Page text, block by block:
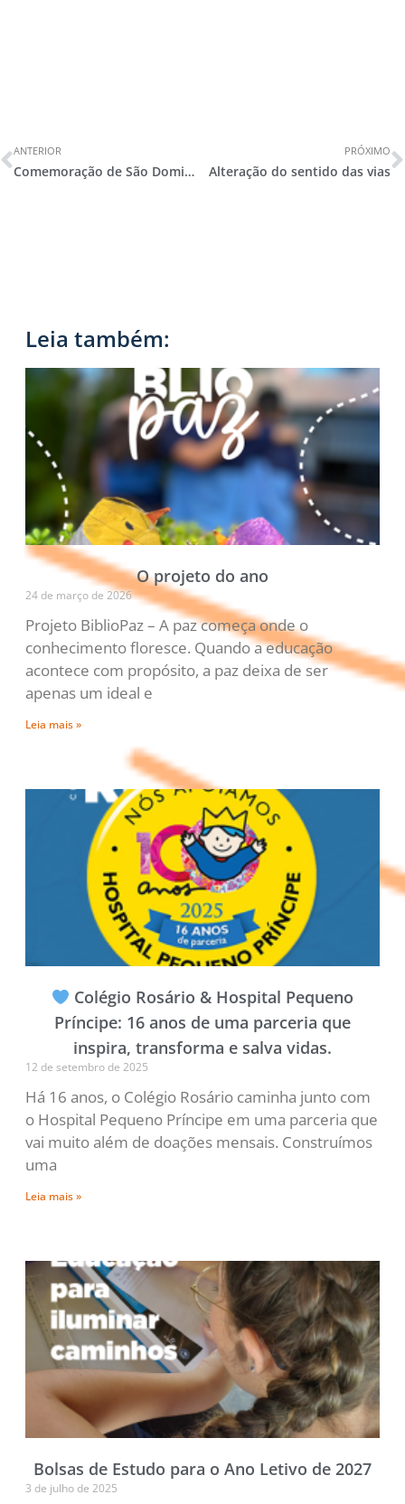
ANTERIOR
Comemoração de São Domingos
PRÓXIMO
Alteração do sentido das vias
Leia também:
O projeto do ano
24 de março de 2026
Projeto BiblioPaz – A paz começa onde o
conhecimento floresce. Quando a educação
acontece com propósito, a paz deixa de ser
apenas um ideal e
Leia mais »
Colégio Rosário & Hospital Pequeno
Príncipe: 16 anos de uma parceria que
inspira, transforma e salva vidas.
12 de setembro de 2025
Há 16 anos, o Colégio Rosário caminha junto com
o Hospital Pequeno Príncipe em uma parceria que
vai muito além de doações mensais. Construímos
uma
Leia mais »
Bolsas de Estudo para o Ano Letivo de 2027
3 de julho de 2025